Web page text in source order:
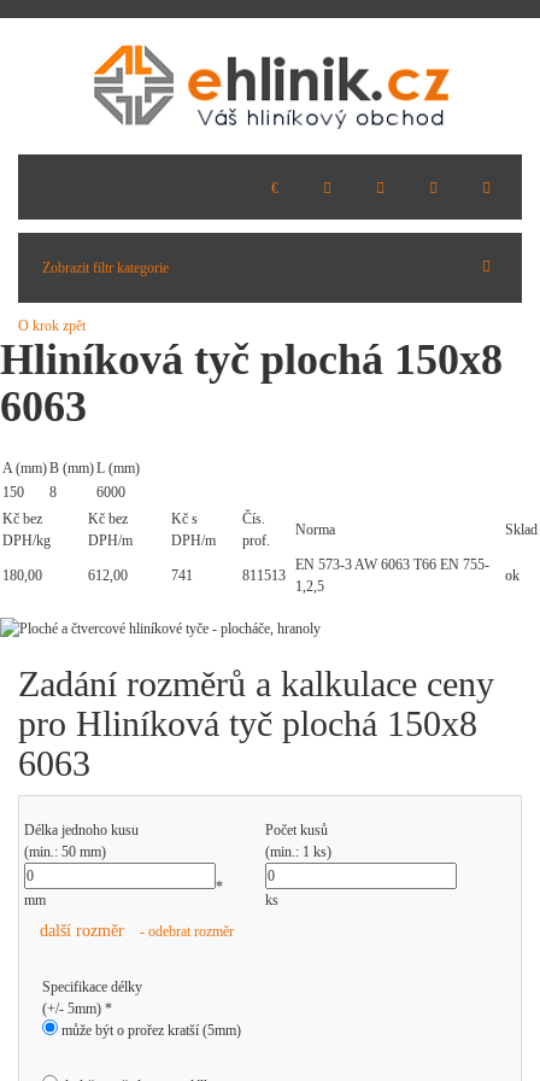
Zobrazit filtr kategorie
O krok zpět
Hliníková tyč plochá 150x8
6063
A (mm)B (mm)L (mm)
150
8
6000
Kč bez
DPH/kg
Kč bez
DPH/m
Kč s
DPH/m
Čís.
prof.
Norma Sklad
180,00 612,00 741 811513
EN 573-3 AW 6063 T66 EN 755-
1,2,5
ok
Zadání rozměrů a kalkulace ceny
pro Hliníková tyč plochá 150x8
6063
Délka jednoho kusu
(min.: 50 mm)
Počet kusů
(min.: 1 ks)
mm
*
ks
další rozměr - odebrat rozměr
Specifikace délky
(+/- 5mm) *
může být o prořez kratší (5mm)